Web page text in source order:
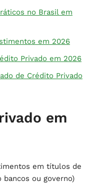
no Brasil em
em 2026
Privado em 2026
de Crédito Privado
em
em títulos de
ou governo)